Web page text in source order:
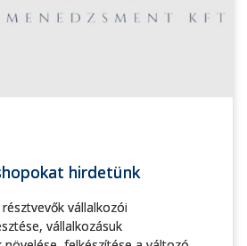
hirdetünk
vállalkozói
vállalkozásuk